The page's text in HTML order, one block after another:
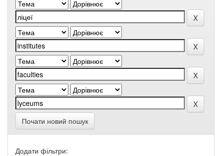
Почати новий пошук
Додати фільтри: